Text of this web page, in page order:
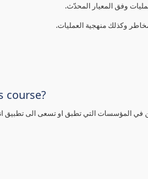
وفق المعيار المحدّث.
وكذلك منهجية العمليات.
course?
المؤسسات التي تطبق او تسعى الى تطبيق